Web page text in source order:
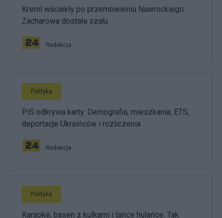
Kreml wściekły po przemówieniu Nawrockiego.
Zacharowa dostała szału
Redakcja
Polityka
PiS odkrywa karty. Demografia, mieszkania, ETS,
deportacje Ukraińców i rozliczenia
Redakcja
Polityka
Karaoke, basen z kulkami i tańce hulańce. Tak